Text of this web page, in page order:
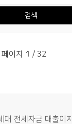
페이지 1 / 32
대 전세자금 대출이